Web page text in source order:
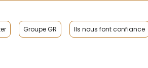
Groupe GR Ils nous font confiance